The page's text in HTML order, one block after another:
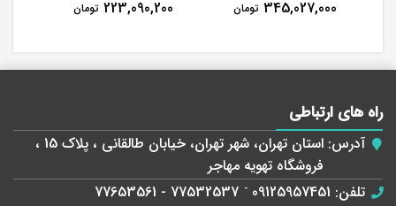
345,027,000 تومان 223,090,200 تومان
راه های ارتباطی
آدرس:
استان تهران، شهر تهران، خیابان طالقانی ، پلاک 15 ،
فروشگاه تهویه مهاجر
تلفن: 09125957451
-
77532537 - 77653561